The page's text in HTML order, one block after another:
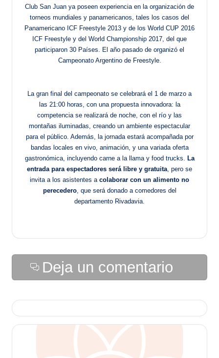
Club San Juan ya poseen experiencia en la organización de
torneos mundiales y panamericanos, tales los casos del
Panamericano ICF Freestyle 2013 y de los World CUP 2016
ICF Freestyle y del World Championship 2017, del que
participaron 30 Países. El año pasado de organizó el
Campeonato Argentino de Freestyle.
La gran final del campeonato se celebrará el 1 de marzo a
las 21:00 horas, con una propuesta innovadora: la
competencia se realizará de noche, con el río y las
montañas iluminadas, creando un ambiente espectacular
para el público. Además, la jornada estará acompañada por
bandas locales en vivo, animación, y una variada oferta
gastronómica, incluyendo carne a la llama y food trucks.
La
entrada para espectadores será libre y gratuita , pero se
invita a los asistentes a colaborar con un alimento no
perecedero, que será donado a comedores del
departamento Rivadavia.
Deja un comentario